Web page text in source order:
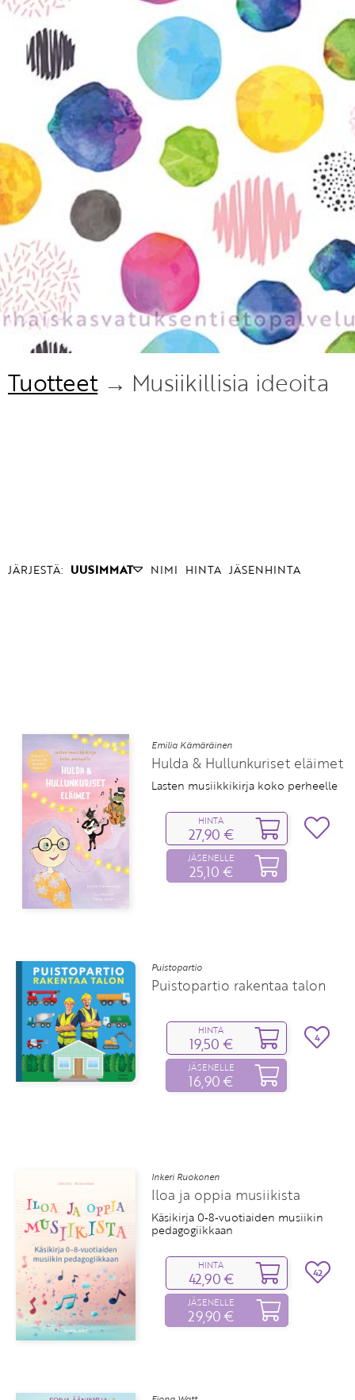
Tuotteet→ Musiikillisia ideoita
JÄRJESTÄ: UUSIMMAT NIMI HINTA JÄSENHINTA
Emilia Kämäräinen
Hulda & Hullunkuriset eläimet
Lasten musiikkikirja koko perheelle
HINTA
27,90 €
JÄSENELLE
25,10 €
Puistopartio
Puistopartio rakentaa talon
HINTA
19,50 €
JÄSENELLE
16,90 €
4
Inkeri Ruokonen
Iloa ja oppia musiikista
Käsikirja 0‑8‑vuotiaiden musiikin
pedagogiikkaan
HINTA
42,90 €
JÄSENELLE
29,90 €
42